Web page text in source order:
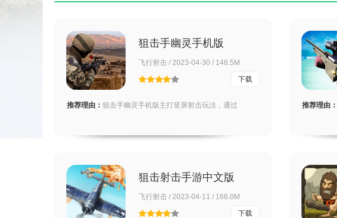
狙击手幽灵手机版
飞行射击 / 2023-04-30 / 148.5M
下载
推荐理由： 狙击手幽灵手机版主打竖屏射击玩法，通过 推荐理由：
狙击射击手游中文版
飞行射击 / 2023-04-11 / 166.0M
下载